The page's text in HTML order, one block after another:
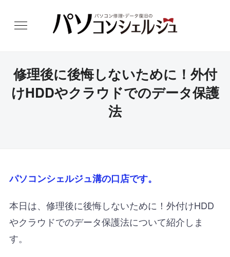
修理後に後悔しないために！外付
けHDDやクラウドでのデータ保護
法
パソコンシェルジュ溝の口店です。
本日は、修理後に後悔しないために！外付けHDD
やクラウドでのデータ保護法について紹介しま
す。